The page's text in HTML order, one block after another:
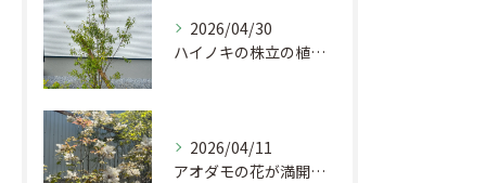
2026/04/30
ハイノキの株立の植栽工事を実施しました。
2026/04/11
アオダモの花が満開になり、鮮やかな光景を見せてくれています。
お問い合わせはこちら
お問い合わせはこちら